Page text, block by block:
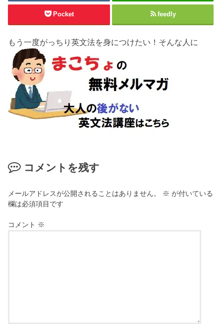
Pocket feedly
もう一度がっちり英文法を身につけたい！そんな人に
コメントを残す
メールアドレスが公開されることはありません。 ※ が付いている
欄は必須項目です
コメント ※